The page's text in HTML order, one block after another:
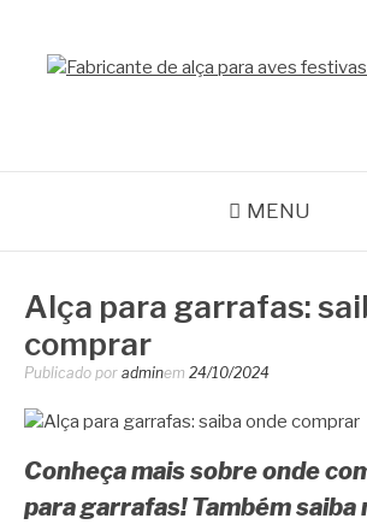
MENU
Alça para garrafas:
comprar
Publicado por adminem 24/10/2024
Conheça mais sobre onde
para garrafas! Também saiba